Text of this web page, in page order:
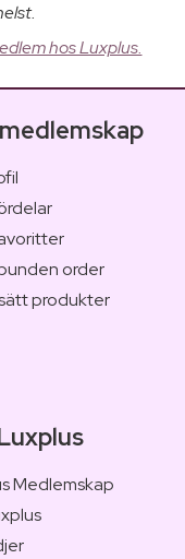
hos Luxplus.
order
produkter
Medlemskap